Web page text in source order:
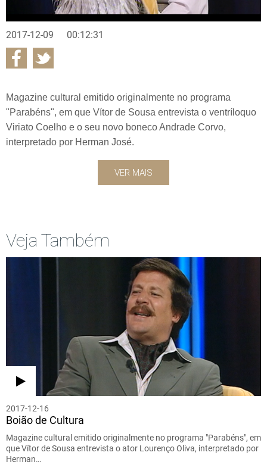
2017-12-09 00:12:31
Magazine cultural emitido originalmente no programa
"Parabéns", em que Vítor de Sousa entrevista o ventríloquo
Viriato Coelho e o seu novo boneco Andrade Corvo,
interpretado por Herman José.
VER MAIS
Veja Também
2017-12-16
Boião de Cultura
Magazine cultural emitido originalmente no programa "Parabéns", em
que Vítor de Sousa entrevista o ator Lourenço Oliva, interpretado por
Herman…